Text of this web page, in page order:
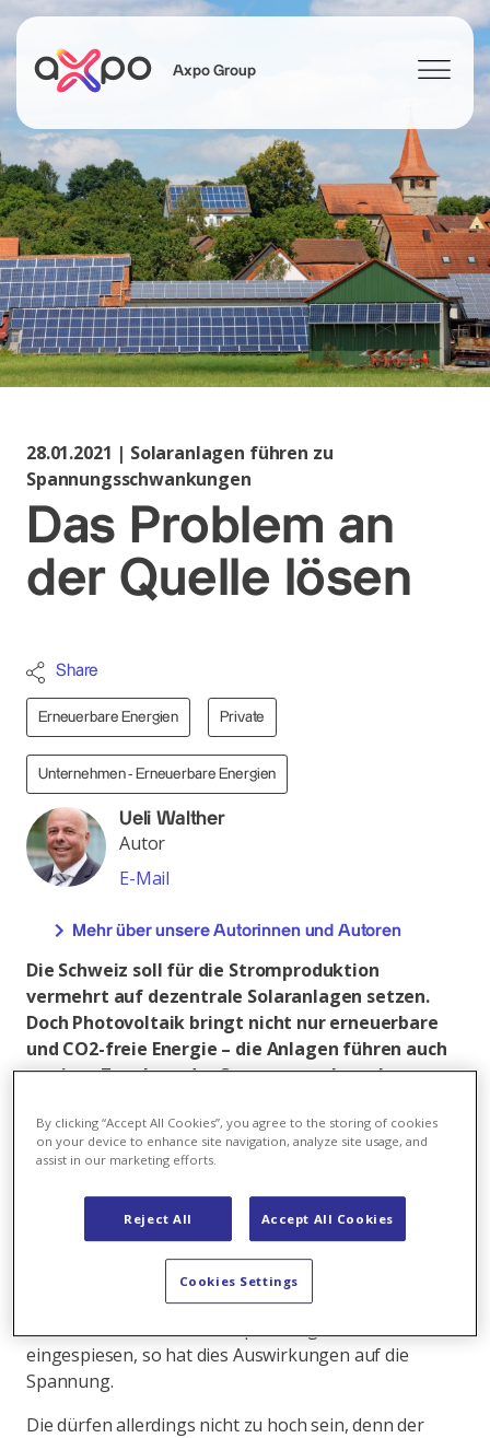
Axpo Group
Suchen
28.01.2021 | Solaranlagen führen zu
Spannungsschwankungen
Das Problem an
der Quelle lösen
Share
Erneuerbare Energien Private
Unternehmen - Erneuerbare Energien
Ueli Walther
Autor
E-Mail
Mehr über unsere Autorinnen und Autoren
Die Schweiz soll für die Stromproduktion
vermehrt auf dezentrale Solaranlagen setzen.
Doch Photovoltaik bringt nicht nur erneuerbare
und CO2-freie Energie – die Anlagen führen auch
zu einer Zunahme der Spannungsschwankungen
Angewandte Wissenschaften (ZHAW) haben in
einer Studie aufgezeigt, dass dieses Problem am
In der Schweiz soll künftig mehr Strom dezentral aus
Photovoltaik produziert werden. Wird dieser Strom
nicht direkt vor Ort verbraucht, sondern ganz oder
eingespiesen, so hat dies Auswirkungen auf die
Spannung.
Die dürfen allerdings nicht zu hoch sein, denn der
By clicking “Accept All Cookies”, you agree to the storing of cookies
on your device to enhance site navigation, analyze site usage, and
assist in our marketing efforts.
Reject All Accept All Cookies
Cookies Settings